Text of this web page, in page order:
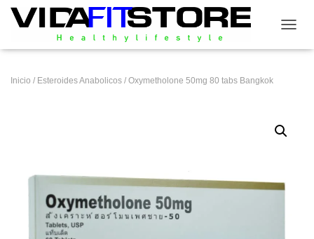
Inicio / Esteroides Anabolicos / Oxymetholone 50mg 80 tabs Bangkok